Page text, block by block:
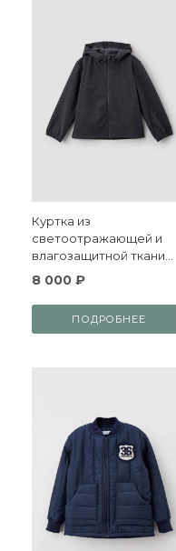
Куртка из
светоотражающей и
влагозащитной ткани
софтшелл на молнии и с
8 000 ₽
ПОДРОБНЕЕ